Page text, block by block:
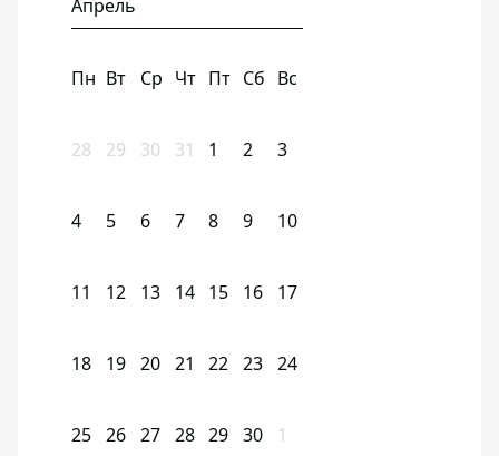
Апрель
Пн Вт Ср Чт Пт Сб Вс
28 29 30 31 1 2 3
4 5 6 7 8 9 10
11 12 13 14 15 16 17
18 19 20 21 22 23 24
25 26 27 28 29 30 1